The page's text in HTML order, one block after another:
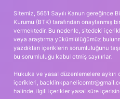
Sitemiz, 5651 Sayılı Kanun gereğince
Kurumu (BTK) tarafından onaylanmış
vermektedir. Bu nedenle, sitedeki
veya araştırma yükümlülüğümüz
yazdıkları içeriklerin sorumluluğunu
bu sorumluluğu kabul etmiş sayılırlar.
Hukuka ve yasal düzenlemelere
içerikleri,
halinde, ilgili içerikler yasal süre